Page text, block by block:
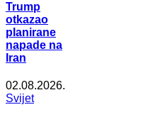
Trump
otkazao
planirane
napade na
Iran
02.08.2026.
Svijet